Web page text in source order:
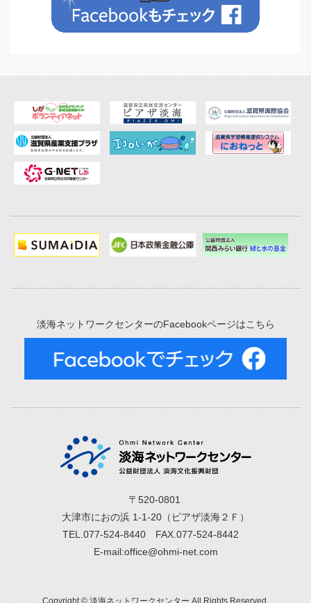
淡海ネットワークセンターのFacebookページはこちら
〒520-0801
大津市におの浜 1-1-20（ピアザ淡海２Ｆ）
TEL.077-524-8440 FAX.077-524-8442
E-mail:office@ohmi-net.com